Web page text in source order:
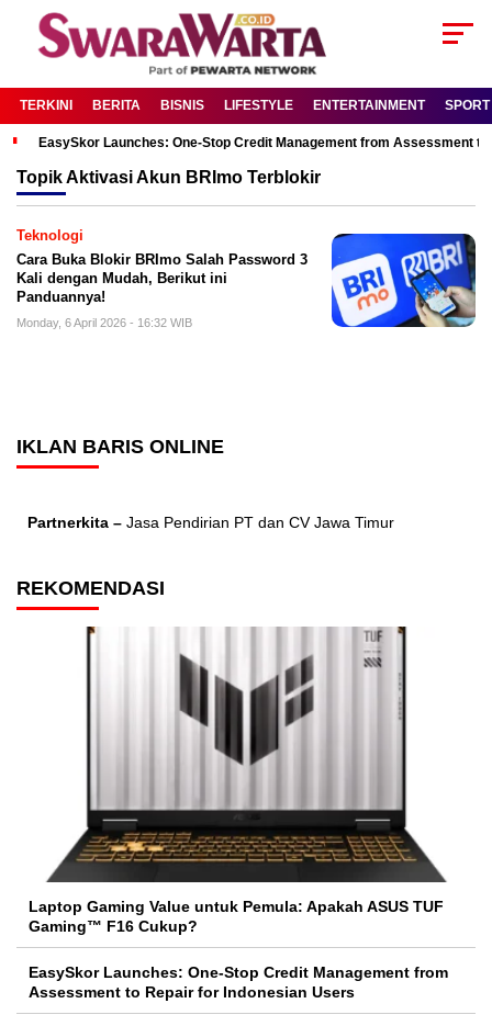
TERKINI BERITA BISNIS LIFESTYLE ENTERTAINMENT SPORT
EasySkor Launches: One-Stop Credit Management from Assessment
TopikAktivasi Akun BRImo Terblokir
Teknologi
Cara Buka Blokir BRImo Salah Password 3
Kali dengan Mudah, Berikut ini
Panduannya!
Monday, 6 April 2026 - 16:32 WIB
IKLAN BARIS ONLINE
Partnerkita – Jasa Pendirian PT dan CV Jawa Timur
REKOMENDASI
Laptop Gaming Value untuk Pemula: Apakah ASUS TUF
Gaming™ F16 Cukup?
EasySkor Launches: One-Stop Credit Management from
Assessment to Repair for Indonesian Users